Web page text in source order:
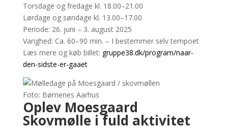
Torsdage og fredage kl. 18.00–21.00
Lørdage og søndage kl. 13.00–17.00
Periode: 26. juni – 3. august 2025
Varighed: Ca. 60–90 min. – I bestemmer selv tempoet
Læs mere og køb billet: gruppe38.dk/program/naar-
den-sidste-er-gaaet
Foto: Børnenes Aarhus
Oplev Moesgaard
Skovmølle i fuld aktivitet